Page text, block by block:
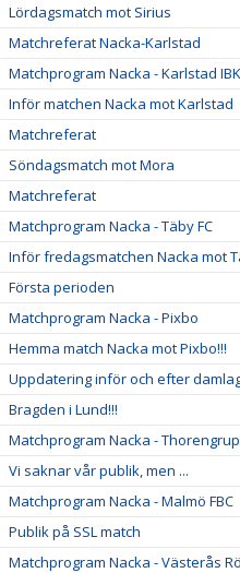
Lördagsmatch mot Sirius
Matchreferat Nacka-Karlstad
Matchprogram Nacka - Karlstad IBK
Inför matchen Nacka mot Karlstad
Matchreferat
Söndagsmatch mot Mora
Matchreferat
Matchprogram Nacka - Täby FC
Inför fredagsmatchen Nacka mot
Första perioden
Matchprogram Nacka - Pixbo
Hemma match Nacka mot Pixbo!!!
Uppdatering inför och efter
Bragden i Lund!!!
Matchprogram Nacka -
Vi saknar vår publik, men ...
Matchprogram Nacka - Malmö FBC
Publik på SSL match
Matchprogram Nacka - Västerås